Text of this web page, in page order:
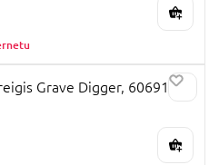
Grave Digger, 6069137